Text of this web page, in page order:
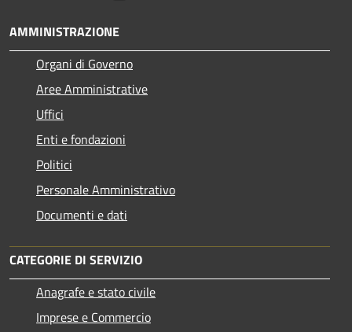
AMMINISTRAZIONE
Organi di Governo
Aree Amministrative
Uffici
Enti e fondazioni
Politici
Personale Amministrativo
Documenti e dati
CATEGORIE DI SERVIZIO
Anagrafe e stato civile
Imprese e Commercio